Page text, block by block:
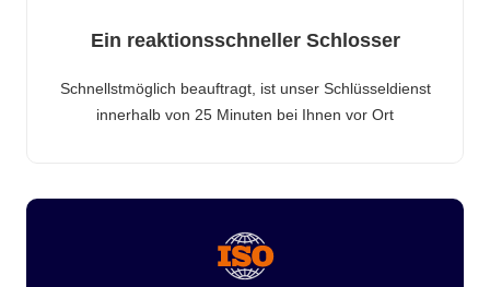
Ein reaktionsschneller Schlosser
Schnellstmöglich beauftragt, ist unser Schlüsseldienst
innerhalb von 25 Minuten bei Ihnen vor Ort